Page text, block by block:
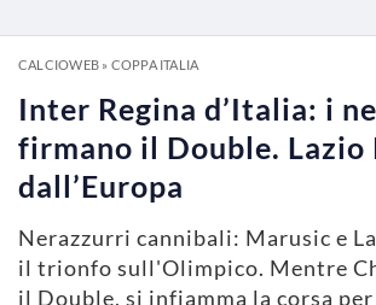
CALCIOWEB» COPPA ITALIA
Inter Regina d’Italia: i
firmano il Double. Lazio
dall’Europa
Nerazzurri cannibali: Marusic e
il trionfo sull'Olimpico. Mentre
il Double, si infiamma la corsa